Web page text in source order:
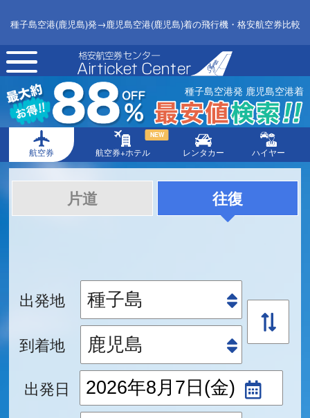
種子島空港(鹿児島)発→鹿児島空港(鹿児島)着の飛行機・格安航空券比較
toggle
navigation
種子島空港発 鹿児島空港着
航空券 航空券+ホテル
NEW
レンタカー ハイヤー
片道 往復
出発地
到着地
出発日